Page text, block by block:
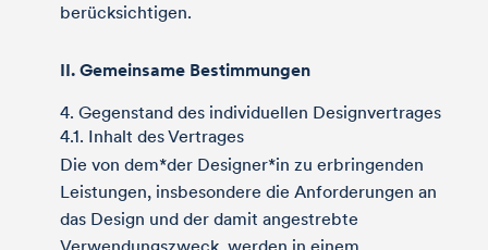
berücksichtigen.
II. Gemeinsame Bestimmungen
4. Gegenstand des individuellen Designvertrages
4.1. Inhalt des Vertrages
Die von dem*der Designer*in zu erbringenden
Leistungen, insbesondere die Anforderungen an
das Design und der damit angestrebte